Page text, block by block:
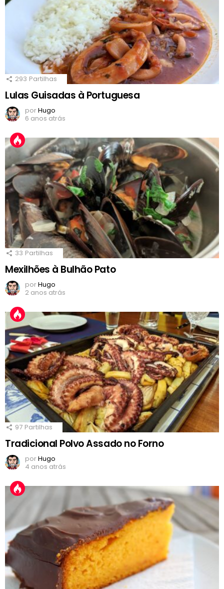
293 Partilhas
Lulas Guisadas à Portuguesa
porHugo
6 anos atrás
33 Partilhas
Mexilhões à Bulhão Pato
porHugo
2 anos atrás
97 Partilhas
Tradicional Polvo Assado no Forno
porHugo
4 anos atrás